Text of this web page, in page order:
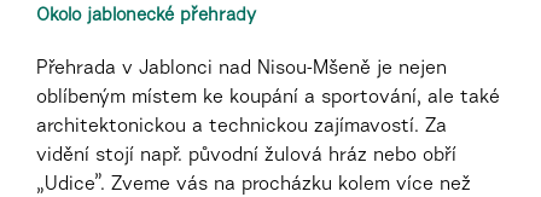
Okolo jablonecké přehrady
Přehrada v Jablonci nad Nisou-Mšeně je nejen
oblíbeným místem ke koupání a sportování, ale také
architektonickou a technickou zajímavostí. Za
vidění stojí např. původní žulová hráz nebo obří
„Udice”. Zveme vás na procházku kolem více než